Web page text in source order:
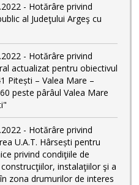
- Hotărâre privind
al Judeţului Argeş cu
- Hotărâre privind
actualizat pentru obiectivul
Pitești – Valea Mare –
peste pârâul Valea Mare
- Hotărâre privind
U.A.T. Hârsești pentru
privind condiţiile de
instalaţiilor şi a
zona drumurilor de interes